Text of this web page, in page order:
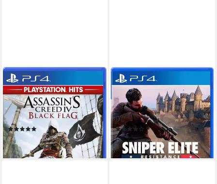
UBISOFT
Assassin's Creed 4 Black Flag
PlayStation 4 Plattform
ab 16 Jahren USK-Freigabe
Ubisoft
Publisher
(58)
19,99 €
lieferbar - in 2-3 Werktagen bei dir
FIRESHINE GAMES
Sniper Elite: Resistance
PlayStation 4 Plattform
keine Jugendfreigabe (ab 18 Jahren)
Rebellion Publisher
(14)
39,99 €
lieferbar - in 2-3 Werktagen bei dir